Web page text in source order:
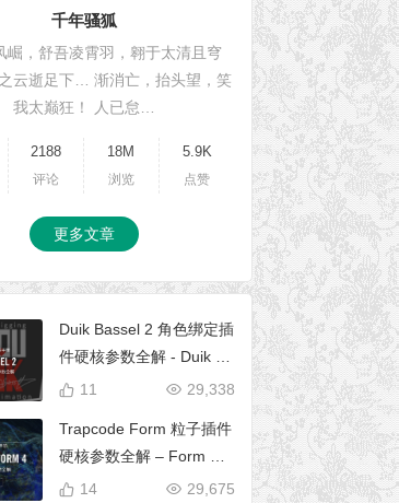
千年骚狐
崛，舒吾凌霄羽，翱于太清且穹
云逝足下… 渐消亡，抬头望，笑
我太巅狂！ 人已怠…
2188
评论
18M
浏览
5.9K
点赞
更多文章
Duik Bassel 2 角色绑定插
件硬核参数全解 - Duik 16
完全使用手册
29,338
11
Trapcode Form 粒子插件
硬核参数全解 – Form 完
全使用手册
29,675
14